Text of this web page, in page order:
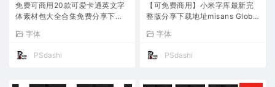
免费可商用20款可爱卡通英文字
体素材包大全合集免费分享下载
电商平台效果网站抖音快手许可
证ttf
字体
PSdashi
【可免费商用】小米字库最新完
整版分享下载地址misans Global
湃OS大全PS清单L3
字体
PSdashi